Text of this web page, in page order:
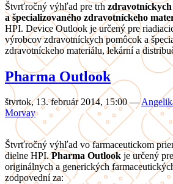
Štvrťročný výhľad pre trh
a špecializovaného zdravotníckeho
HPI. Device Outlook je určený pre
výrobcov zdravotníckych pomôcok a
zdravotníckeho materiálu, lekární a
Pharma Outlook
štvrtok, 13. február 2014, 15:00 —
Morvay
Štvrťročný výhľad vo farmaceutickom
dielne HPI.Pharma Outlook je určený
originálnych a generických
zodpovední za: